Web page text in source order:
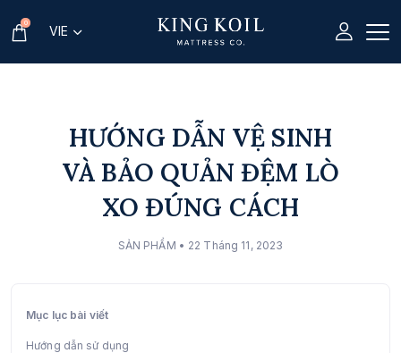
0
VIE
HƯỚNG DẪN VỆ SINH
VÀ BẢO QUẢN ĐỆM LÒ
XO ĐÚNG CÁCH
SẢN PHẨM • 22 Tháng 11, 2023
Mục lục bài viết
Hướng dẫn sử dụng